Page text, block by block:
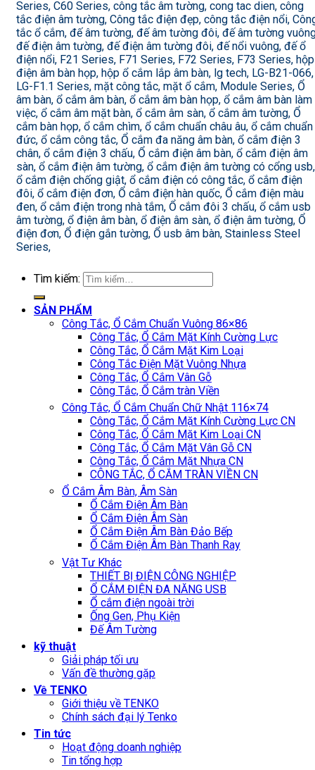
Series, C60 Series, công tắc âm tường, cong tac dien, công
tắc điện âm tường, Công tắc điện đẹp, công tắc điện nổi,
tắc ổ cắm, đế âm tường, đế âm tường đôi, đế âm tường
đế điện âm tường, đế điện âm tường đôi, đế nổi vuông, đế ổ
điện nổi, F21 Series, F71 Series, F72 Series, F73 Series, hộp
điện âm bàn họp, hộp ổ cắm lắp âm bàn, lg tech, LG-B21-066,
LG-F1.1 Series, mặt công tắc, mặt ổ cắm, Module Series, Ổ
âm bàn, ổ cắm âm bàn, ổ cắm âm bàn họp, ổ cắm âm bàn làm
việc, ổ cắm âm mặt bàn, ổ cắm âm sàn, ổ cắm âm tường, Ổ
cắm bàn họp, ổ cắm chìm, ổ cắm chuẩn châu âu, ổ cắm chuẩn
đức, ổ cắm công tắc, Ổ cắm đa năng âm bàn, ổ cắm điện 3
chân, ổ cắm điện 3 chấu, Ổ cắm điện âm bàn, ổ cắm điện âm
sàn, ổ cắm điện âm tường, ổ cắm điện âm tường có cổng usb,
ổ cắm điện chống giật, ổ cắm điện có công tắc, ổ cắm điện
đôi, ổ cắm điện đơn, Ổ cắm điện hàn quốc, Ổ cắm điện màu
đen, ổ cắm điện trong nhà tắm, Ổ cắm đôi 3 chấu, ổ cắm usb
âm tường, ổ điện âm bàn, ổ điện âm sàn, ổ điện âm tường, Ổ
điện đơn, Ổ điện gắn tường, Ổ usb âm bàn, Stainless Steel
Series,
Tìm kiếm:
SẢN PHẨM
Công Tắc, Ổ Cắm Chuẩn Vuông 86×86
Công Tắc, Ổ Cắm Mặt Kính Cường Lực
Công Tắc, Ổ Cắm Mặt Kim Loại
Công Tắc Điện Mặt Vuông Nhựa
Công Tắc, Ổ Cắm Vân Gỗ
Công Tắc, Ổ Cắm tràn Viền
Công Tắc, Ổ Cắm Chuẩn Chữ Nhật 116×74
Công Tắc, Ổ Cắm Mặt Kính Cường Lực CN
Công Tắc, Ổ Cắm Mặt Kim Loại CN
Công Tắc, Ổ Cắm Mặt Vân Gỗ CN
Công Tắc, Ổ Cắm Mặt Nhựa CN
CÔNG TẮC, Ổ CẮM TRÀN VIỀN CN
Ổ Cắm Âm Bàn, Âm Sàn
Ổ Cắm Điện Âm Bàn
Ổ Cắm Điện Âm Sàn
Ổ Cắm Điện Âm Bàn Đảo Bếp
Ổ Cắm Điện Âm Bàn Thanh Ray
Vật Tư Khác
THIẾT BỊ ĐIỆN CÔNG NGHIỆP
Ổ CẮM ĐIỆN ĐA NĂNG USB
Ổ cắm điện ngoài trời
Ống Gen, Phụ Kiện
Đế Âm Tường
kỹ thuật
Giải pháp tối ưu
Vấn đề thường gặp
Về TENKO
Giới thiệu về TENKO
Chính sách đại lý Tenko
Tin tức
Hoạt động doanh nghiệp
Tin tổng hợp